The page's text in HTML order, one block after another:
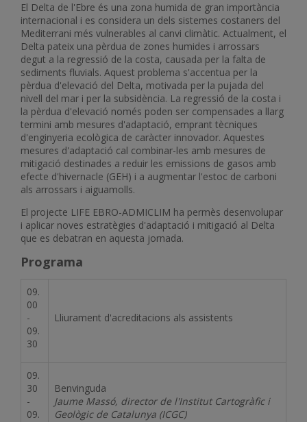
El Delta de l'Ebre és una zona humida de gran importància
internacional i es considera un dels sistemes costaners del
Mediterrani més vulnerables al canvi climàtic. Actualment, el
Delta pateix una pèrdua de zones humides i arrossars
degut a la regressió de la costa, causada per la falta de
sediments fluvials. Aquest problema s'accentua per la
pèrdua d'elevació del Delta, motivada per la pujada del
nivell del mar i per la subsidència. La regressió de la costa i
la pèrdua d'elevació només poden ser compensades a llarg
termini amb mesures d'adaptació, emprant tècniques
d'enginyeria ecològica de caràcter innovador. Aquestes
mesures d'adaptació cal combinar-les amb mesures de
mitigació destinades a reduir les emissions de gasos amb
efecte d'hivernacle (GEH) i a augmentar l'estoc de carboni
als arrossars i aiguamolls.
El projecte LIFE EBRO-ADMICLIM ha permès desenvolupar
i aplicar noves estratègies d'adaptació i mitigació al Delta
que es debatran en aquesta jornada.
Programa
09.
00
-
09.
30
Lliurament d'acreditacions als assistents
09.
30
-
09.
Benvinguda
Jaume Massó, director de l'Institut Cartogràfic i
Geològic de Catalunya (ICGC)